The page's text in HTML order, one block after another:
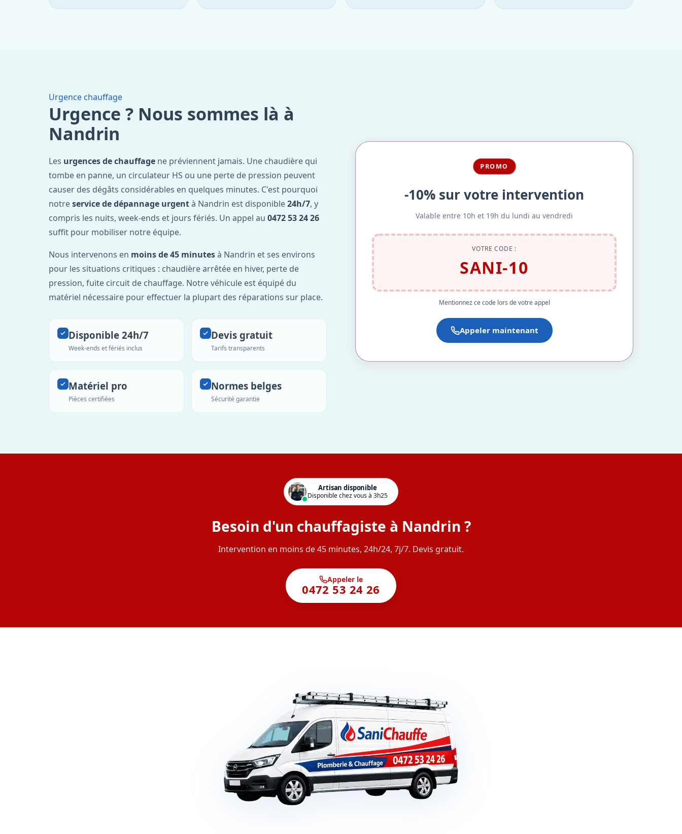
Urgence chauffage
Urgence ? Nous sommes là à
Nandrin
Les urgences de chauffage ne préviennent jamais. Une chaudière qui
tombe en panne, un circulateur HS ou une perte de pression peuvent
causer des dégâts considérables en quelques minutes. C'est pourquoi
notreservice de dépannage urgentà Nandrin est disponible24h/7, y
compris les nuits, week-ends et jours fériés. Un appel au 0472 53 24 26
suffit pour mobiliser notre équipe.
Nous intervenons en moins de 45 minutesà Nandrin et ses environs
pour les situations critiques : chaudière arrêtée en hiver, perte de
pression, fuite circuit de chauffage. Notre véhicule est équipé du
matériel nécessaire pour effectuer la plupart des réparations sur place.
Disponible 24h/7
Week-ends et fériés inclus
Devis gratuit
Tarifs transparents
Matériel pro
Pièces certifiées
Normes belges
Sécurité garantie
PROMO
-10% sur votre intervention
Valable entre 10h et 19h du lundi au vendredi
VOTRE CODE :
SANI-10
Mentionnez ce code lors de votre appel
Appeler maintenant
Artisan disponible
Disponible chez vous à 3h25
Besoin d'un chauffagiste à Nandrin ?
Intervention en moins de 45 minutes, 24h/24, 7j/7. Devis gratuit.
Appeler le
0472 53 24 26